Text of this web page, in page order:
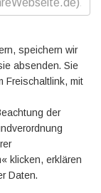
speichern wir
absenden. Sie
Freischaltlink, mit
der
klicken, erklären
Daten.